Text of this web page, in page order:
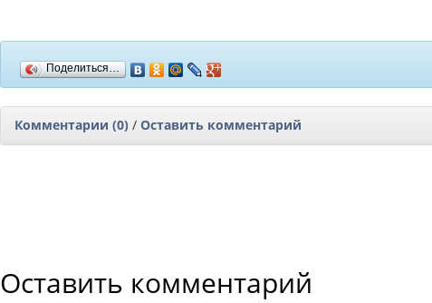
Поделиться…
Комментарии (0) / Оставить комментарий
Оставить комментарий